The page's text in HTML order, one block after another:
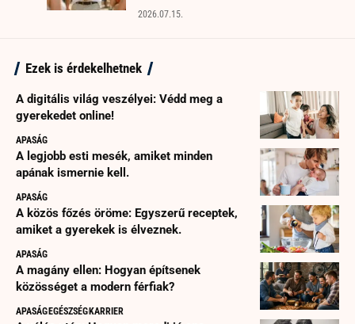
2026.07.15.
Ezek is érdekelhetnek
A digitális világ veszélyei: Védd meg a
gyerekedet online!
APASÁG
A legjobb esti mesék, amiket minden
apának ismernie kell.
APASÁG
A közös főzés öröme: Egyszerű receptek,
amiket a gyerekek is élveznek.
APASÁG
A magány ellen: Hogyan építsenek
közösséget a modern férfiak?
APASÁGEGÉSZSÉGKARRIER